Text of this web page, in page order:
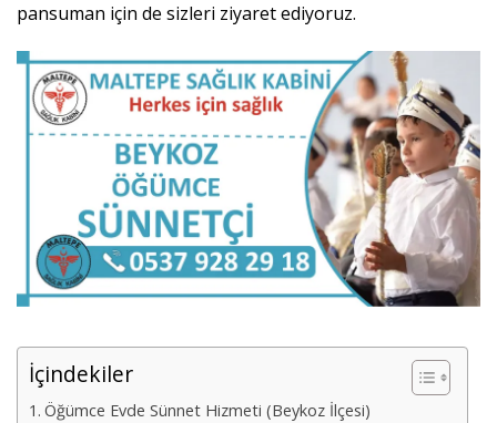
pansuman için de sizleri ziyaret ediyoruz.
İçindekiler
Öğümce Evde Sünnet Hizmeti (Beykoz İlçesi)